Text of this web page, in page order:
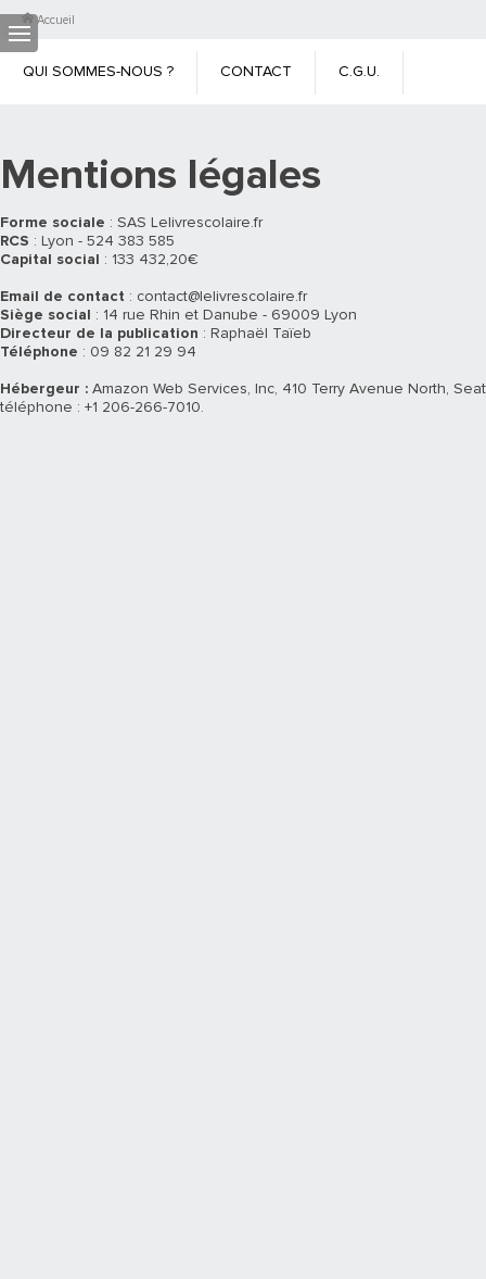
Accueil
QUI SOMMES-NOUS ? CONTACT C.G.U.
CRÉDITS PHOTOS
Mentions légales
Forme sociale : SAS Lelivrescolaire.fr
RCS : Lyon - 524 383 585
Capital social : 133 432,20€
Email de contact : contact@lelivrescolaire.fr
Siège social : 14 rue Rhin et Danube - 69009 Lyon
Directeur de la publication : Raphaël Taïeb
Téléphone : 09 82 21 29 94
Hébergeur : Amazon Web Services, Inc, 410 Terry Avenue North,
téléphone : +1 206-266-7010.